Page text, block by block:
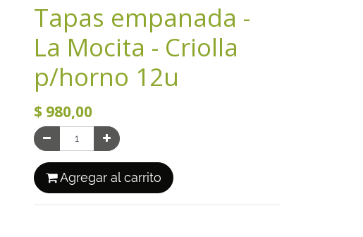
Tapas empanada -
La Mocita - Criolla
p/horno 12u
$ 980,00
Agregar al carrito